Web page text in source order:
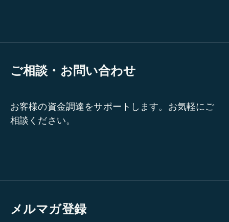
ご相談・お問い合わせ
お客様の資金調達をサポートします。お気軽にご
相談ください。
メルマガ登録